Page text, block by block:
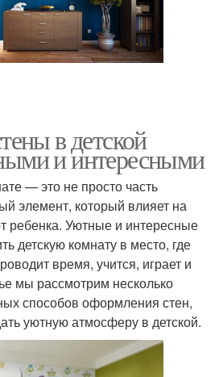
в детской
и интересными
— это не просто часть
элемент, который влияет на
ребенка. Уютные и интересные
детскую комнату в место, где
время, учится, играет и
мы рассмотрим несколько
способов оформления стен,
уютную атмосферу в детской.